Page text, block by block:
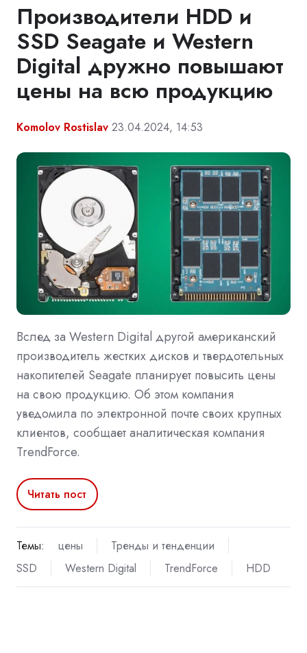
Производители HDD и
SSD Seagate и Western
Digital дружно повышают
цены на всю продукцию
Komolov Rostislav 23.04.2024, 14:53
Вслед за Western Digital другой американский
производитель жестких дисков и твердотельных
накопителей Seagate планирует повысить цены
на свою продукцию. Об этом компания
уведомила по электронной почте своих крупных
клиентов, сообщает аналитическая компания
TrendForce.
Читать пост
Темы: цены
Тренды и тенденции
SSD
Western Digital TrendForce HDD